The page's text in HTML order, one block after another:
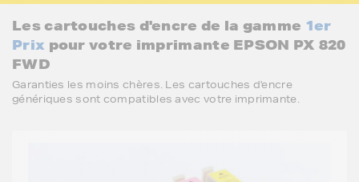
Les cartouches d'encre de la gamme 1er
Prix pour votre imprimante EPSON PX 820
FWD
Garanties les moins chères. Les cartouches d'encre
génériques sont compatibles avec votre imprimante.